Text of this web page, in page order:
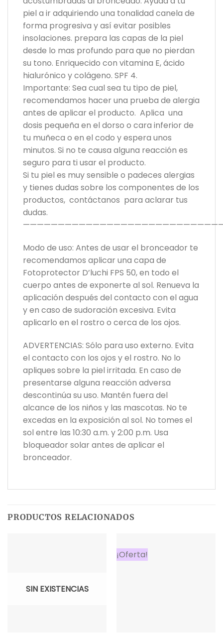
piel a ir adquiriendo una tonalidad canela de
forma progresiva y así evitar posibles
insolaciones. prepara las capas de la piel
desde lo mas profundo para que no pierdan
su tono. Enriquecido con vitamina E, ácido
hialurónico y colágeno. SPF 4.
Importante: Sea cual sea tu tipo de piel,
recomendamos hacer una prueba de alergia
antes de aplicar el producto. Aplica una
dosis pequeña en el dorso o cara inferior de
tu muñeca o en el codo y espera unos
minutos. Si no te causa alguna reacción es
seguro para ti usar el producto.
Si tu piel es muy sensible o padeces alergias
y tienes dudas sobre los componentes de los
productos, contáctanos para aclarar tus
dudas.
Modo de uso: Antes de usar el bronceador te
recomendamos aplicar una capa de
Fotoprotector D’luchi FPS 50, en todo el
cuerpo antes de exponerte al sol. Renueva la
aplicación después del contacto con el agua
y en caso de sudoración excesiva. Evita
aplicarlo en el rostro o cerca de los ojos.
ADVERTENCIAS: Sólo para uso externo. Evita
el contacto con los ojos y el rostro. No lo
apliques sobre la piel irritada. En caso de
presentarse alguna reacción adversa
descontinúa su uso. Mantén fuera del
alcance de los niños y las mascotas. No te
excedas en la exposición al sol. No tomes el
sol entre las 10:30 a.m. y 2:00 p.m. Usa
bloqueador solar antes de aplicar el
bronceador.
PRODUCTOS RELACIONADOS
SIN EXISTENCIAS
¡Oferta!